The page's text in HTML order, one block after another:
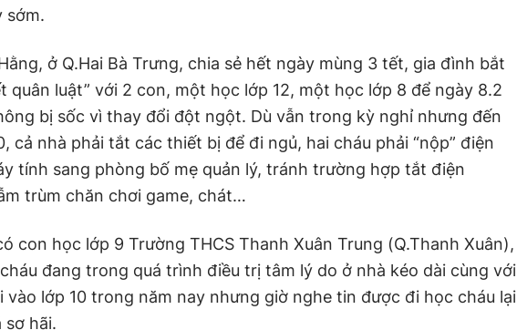
sớm.
ở Q.Hai Bà Trưng, chia sẻ hết ngày mùng 3 tết, gia đình bắt
quân luật” với 2 con, một học lớp 12, một học lớp 8 để ngày 8.2
bị sốc vì thay đổi đột ngột. Dù vẫn trong kỳ nghỉ nhưng đến
cả nhà phải tắt các thiết bị để đi ngủ, hai cháu phải “nộp” điện
tính sang phòng bố mẹ quản lý, tránh trường hợp tắt điện
trùm chăn chơi game, chát…
con học lớp 9 Trường THCS Thanh Xuân Trung (Q.Thanh Xuân),
đang trong quá trình điều trị tâm lý do ở nhà kéo dài cùng với
vào lớp 10 trong năm nay nhưng giờ nghe tin được đi học cháu lại
sợ hãi.